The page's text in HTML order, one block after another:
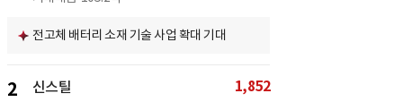
전고체 배터리 소재 기술 사업 확대 기대
2 신스틸 1,852